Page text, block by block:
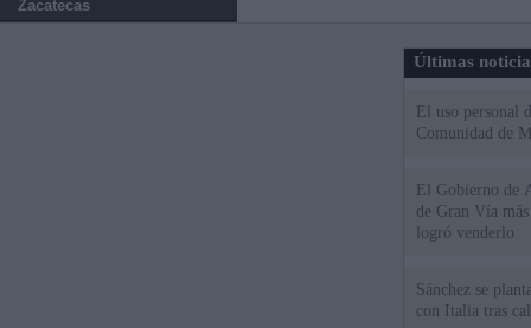
Zacatecas
Últimas
El uso personal
Comunidad de
El Gobierno de
de Gran Vía
logró venderlo
Sánchez se
con Italia tras